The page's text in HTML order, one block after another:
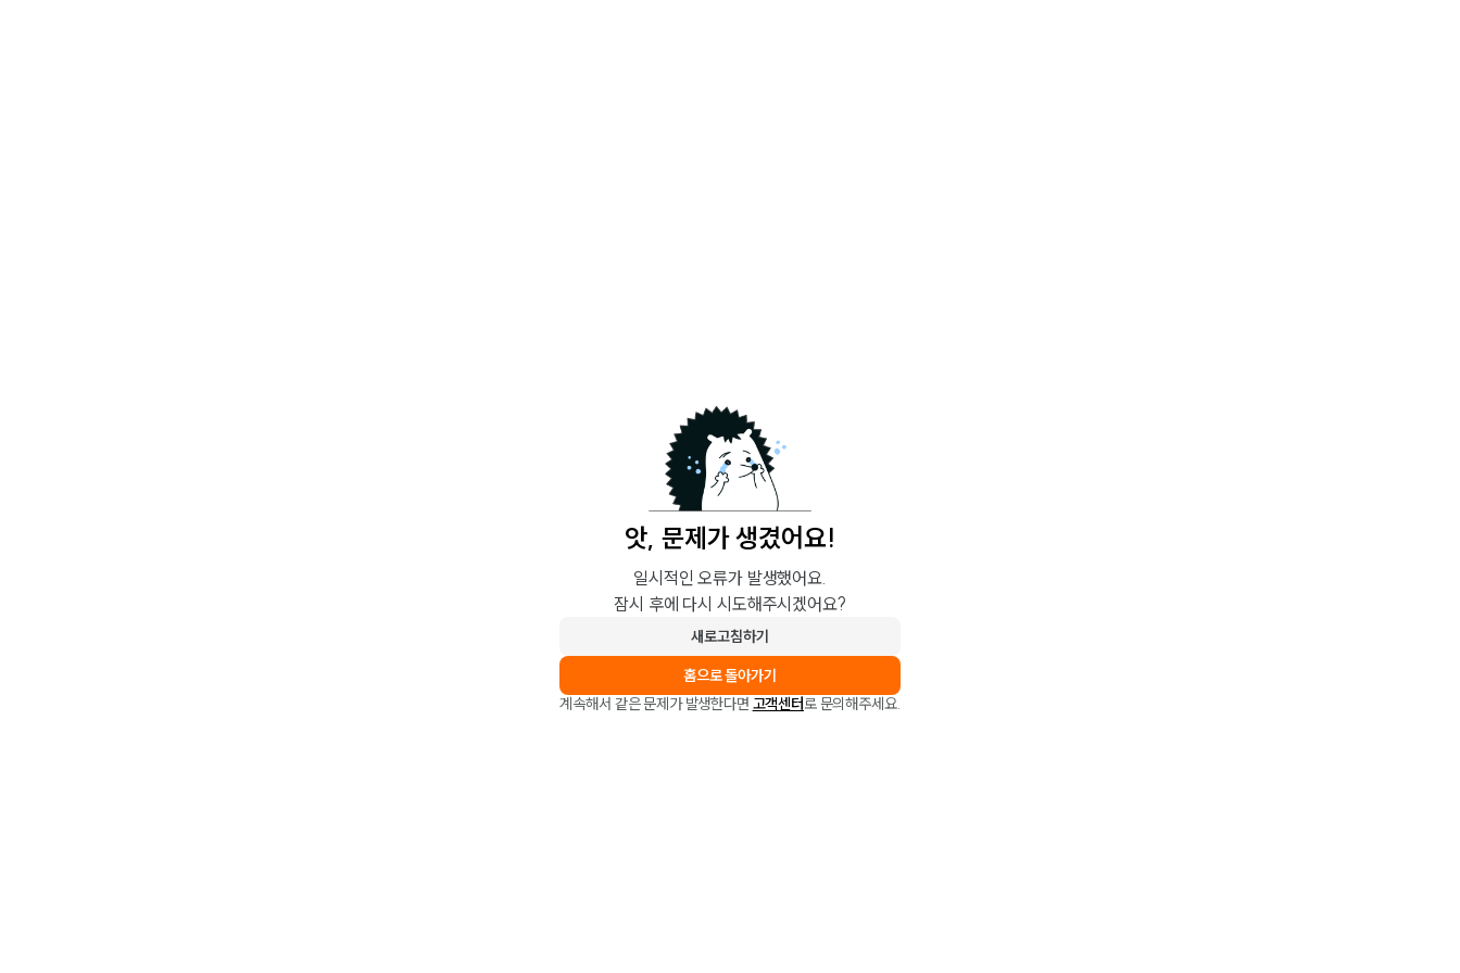
앗, 문제가 생겼어요!
일시적인 오류가 발생했어요.
잠시 후에 다시 시도해주시겠어요?
새로고침하기
홈으로 돌아가기
계속해서 같은 문제가 발생한다면 고객센터로 문의해주세요.